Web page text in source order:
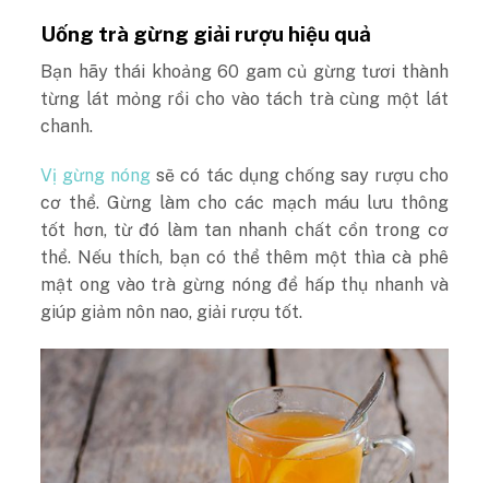
Uống trà gừng giải rượu hiệu quả
Bạn hãy thái khoảng 60 gam củ gừng tươi thành
từng lát mỏng rồi cho vào tách trà cùng một lát
chanh.
Vị gừng nóng sẽ có tác dụng chống say rượu cho
cơ thể. Gừng làm cho các mạch máu lưu thông
tốt hơn, từ đó làm tan nhanh chất cồn trong cơ
thể. Nếu thích, bạn có thể thêm một thìa cà phê
mật ong vào trà gừng nóng để hấp thụ nhanh và
giúp giảm nôn nao, giải rượu tốt.